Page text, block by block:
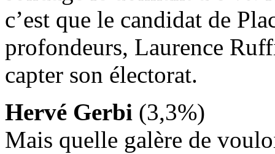
c’est que le candidat de
profondeurs, Laurence
capter son électorat.
Hervé Gerbi (3,3%)
Mais quelle galère de